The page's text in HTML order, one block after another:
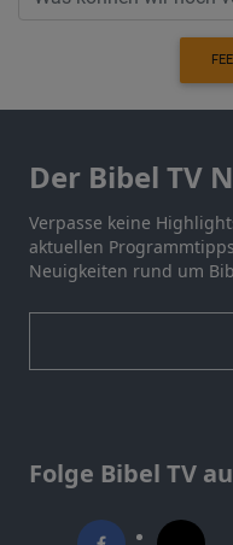
Der Bibel TV
Verpasse keine
aktuellen
Neuigkeiten rund um
Folge Bibel TV